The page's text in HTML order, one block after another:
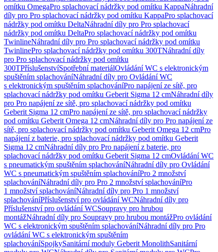
omítku OmegaPro splachovací nádržky pod omítku KappaNáhradní
díly pro Pro splachovací nádržky pod omítku KappaPro splachovací
nádržky pod omítku DeltaNáhradní díly pro Pro splachovací
nádržky pod omítku DeltaPro splachovací nádržky pod omítku
TwinlineNáhradní díly pro Pro splachovací nádržky pod omítku
TwinlinePro splachovací nádržky pod omítku 300TNáhradní díly
pro Pro splachovací nádržky pod omítku
300TPříslušenstvíSpotřební materiálOvládání WC s elektronickým
spuštěním splachováníNáhradní díly pro Ovládání WC
s elektronickým spuštěním splachováníPro napájení ze sítě, pro
splachovací nádržky pod omítku Geberit Sigma 12 cmNáhradní díly
pro Pro napájení ze sítě, pro splachovací nádržky pod omítku
Geberit Sigma 12 cmPro napájení ze sítě, pro splachovací nádržky
pod omítku Geberit Omega 12 cmNáhradní díly pro Pro napájení ze
sítě, pro splachovací nádržky pod omítku Geberit Omega 12 cmPro
napájení z baterie, pro splachovací nádržky pod omítku Geberit
Sigma 12 cmNáhradní díly pro Pro napájení z baterie, pro
splachovací nádržky pod omítku Geberit Sigma 12 cmOvládání WC
s pneumatickým spuštěním splachováníNáhradní díly pro Ovládání
WC s pneumatickým spuštěním splachováníPro 2 množství
splachováníNáhradní díly pro Pro 2 množství splachováníPro
1 množství splachováníNáhradní díly pro Pro 1 množství
splachováníPříslušenství pro ovládání WCNáhradní díly pro
Příslušenství pro ovládání WCSoupravy pro hrubou
montážNáhradní díly pro Soupravy pro hrubou montážPro ovládání
WC s elektronickým spuštěním splachováníNáhradní díly pro Pro
ovládání WC s elektronickým spuštěním
splachováníSpojkySanitární moduly Geberit MonolithSanitární